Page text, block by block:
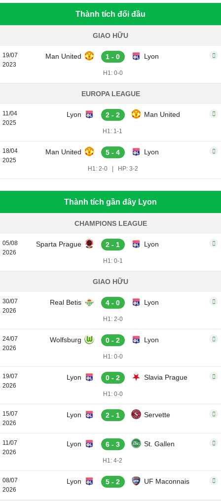
Thành tích đối đầu
GIAO HỮU
19/07
2023
Man United 1 - 0 Lyon
H1: 0-0
EUROPA LEAGUE
11/04
2025
Lyon 2 - 2 Man United
H1: 1-1
18/04
2025
Man United 5 - 4 Lyon
H1: 2-0 HP: 3-2
Thành tích gần đây Lyon
CHAMPIONS LEAGUE
05/08
2026
Sparta Prague 2 - 1 Lyon
H1: 0-1
GIAO HỮU
30/07
2026
Real Betis 4 - 0 Lyon
H1: 2-0
24/07
2026
Wolfsburg 0 - 2 Lyon
H1: 0-0
19/07
2026
Lyon 0 - 2 Slavia Prague
H1: 0-0
15/07
2026
Lyon 2 - 1 Servette
11/07
2026
Lyon 6 - 3 St. Gallen
H1: 4-2
08/07
2026
Lyon 5 - 2 UF Maconnais